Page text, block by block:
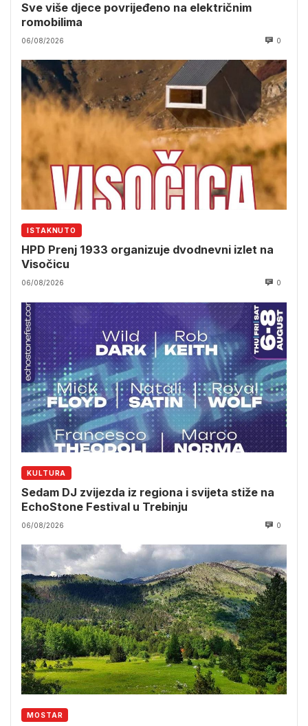
Sve više djece povrijeđeno na električnim
romobilima
06/08/2026 0
ISTAKNUTO
HPD Prenj 1933 organizuje dvodnevni izlet na
Visočicu
06/08/2026 0
KULTURA
Sedam DJ zvijezda iz regiona i svijeta stiže na
EchoStone Festival u Trebinju
06/08/2026 0
MOSTAR